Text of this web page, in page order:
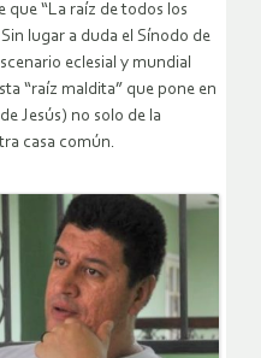
que “La raíz de todos los
lugar a duda el Sínodo de
eclesial y mundial
“raíz maldita” que pone en
Jesús) no solo de la
casa común.